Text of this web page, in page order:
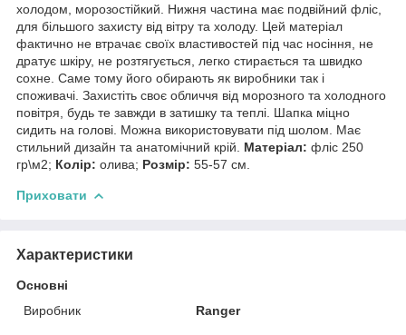
холодом, морозостійкий. Нижня частина має подвійний фліс,
для більшого захисту від вітру та холоду. Цей матеріал
фактично не втрачає своїх властивостей під час носіння, не
дратує шкіру, не розтягується, легко стирається та швидко
сохне. Саме тому його обирають як виробники так і
споживачі. Захистіть своє обличчя від морозного та холодного
повітря, будь те завжди в затишку та теплі. Шапка міцно
сидить на голові. Можна використовувати під шолом. Має
стильний дизайн та анатомічний крій. Матеріал: фліс 250
гр\м2; Колір: олива; Розмір: 55-57 см.
Приховати
Характеристики
Основні
Виробник
Ranger